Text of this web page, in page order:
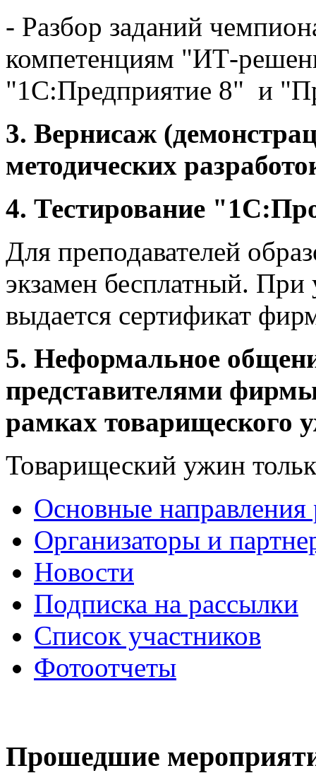
- Разбор заданий
компетенциям "ИТ-
"1С:Предприятие 8" и
3. Вернисаж
методических
4. Тестирование
Для преподавателей
экзамен бесплатный. При
выдается сертификат
5. Неформальное
представителями
рамках товарищеского
Товарищеский ужин
Основные направления
Организаторы и
Новости
Подписка на рассылки
Список участников
Фотоотчеты
Прошедшие